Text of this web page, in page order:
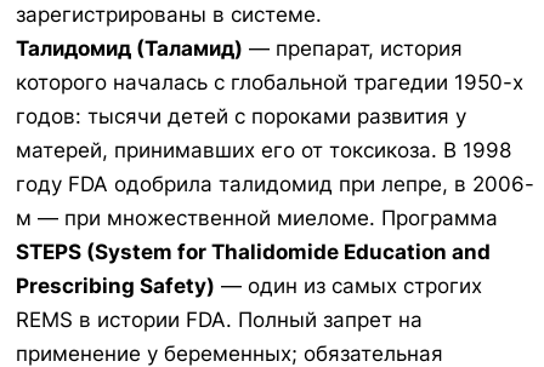
зарегистрированы в системе.
Талидомид (Таламид) — препарат, история
которого началась с глобальной трагедии 1950-х
годов: тысячи детей с пороками развития у
матерей, принимавших его от токсикоза. В 1998
году FDA одобрила талидомид при лепре, в 2006-
м — при множественной миеломе. Программа
STEPS (System for Thalidomide Education and
Prescribing Safety) — один из самых строгих
REMS в истории FDA. Полный запрет на
применение у беременных; обязательная